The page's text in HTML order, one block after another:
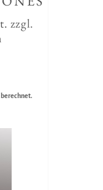
zzgl.